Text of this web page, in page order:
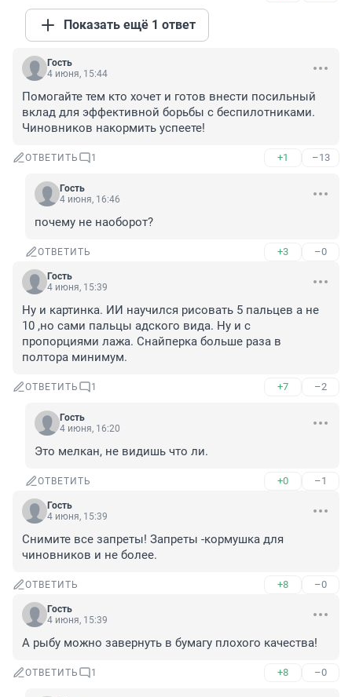
Показать ещё 1 ответ
Гость
4 июня, 15:44
Помогайте тем кто хочет и готов внести посильный
вклад для эффективной борьбы с беспилотниками.
Чиновников накормить успеете!
ОТВЕТИТЬ 1 +1 –13
Гость
4 июня, 16:46
почему не наоборот?
ОТВЕТИТЬ +3 –0
Гость
4 июня, 15:39
Ну и картинка. ИИ научился рисовать 5 пальцев а не
10 ,но сами пальцы адского вида. Ну и с
пропорциями лажа. Снайперка больше раза в
полтора минимум.
ОТВЕТИТЬ 1 +7 –2
Гость
4 июня, 16:20
Это мелкан, не видишь что ли.
ОТВЕТИТЬ +0 –1
Гость
4 июня, 15:39
Снимите все запреты! Запреты -кормушка для
чиновников и не более.
ОТВЕТИТЬ +8 –0
Гость
4 июня, 15:39
А рыбу можно завернуть в бумагу плохого качества!
ОТВЕТИТЬ 1 +8 –0